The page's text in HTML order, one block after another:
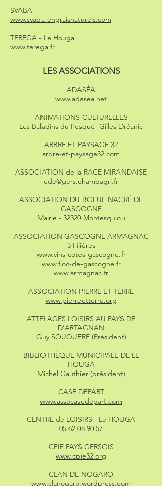
SVABA
www.svaba-engraisnaturels.com
TEREGA - Le Houga
www.terega.fr
LES ASSOCIATIONS
ADASÉA
www.adasea.net
ANIMATIONS CULTURELLES
Les Baladins du Pesqué- Gilles Dréanic
ARBRE ET PAYSAGE 32
arbre-et-paysage32.com
ASSOCIATION de la RACE MIRANDAISE
ede@gers.chambagri.fr
ASSOCIATION DU BOEUF NACRÉ DE
GASCOGNE
Mairie - 32320 Montesquiou
ASSOCIATION GASCOGNE ARMAGNAC
3 Filières
www.vins-cotes-gascogne.fr
www.floc-de-gascogne.fr
www.armagnac.fr
ASSOCIATION PIERRE ET TERRE
www.pierreetterre.org
ATTELAGES LOISIRS AU PAYS DE
D’ARTAGNAN
Guy SOUQUERE (Président)
BIBLIOTHÈQUE MUNICIPALE DE LE
HOUGA
Michel Gauthier (président)
CASE DEPART
www.assocasedepart.com
CENTRE de LOISIRS - Le HOUGA
05 62 08 90 57
CPIE PAYS GERSOIS
www.cpie32.org
CLAN DE NOGARO
www.clanogaro.wordpress.com